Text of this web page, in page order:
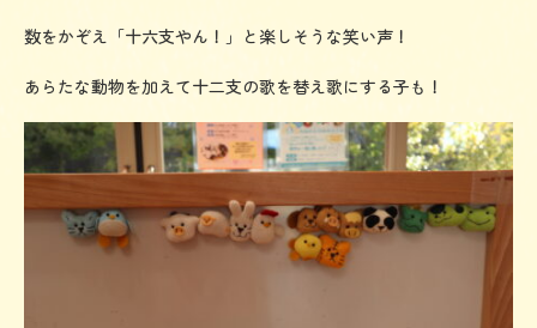
数をかぞえ「十六支やん！」と楽しそうな笑い声！
あらたな動物を加えて十二支の歌を替え歌にする子も！